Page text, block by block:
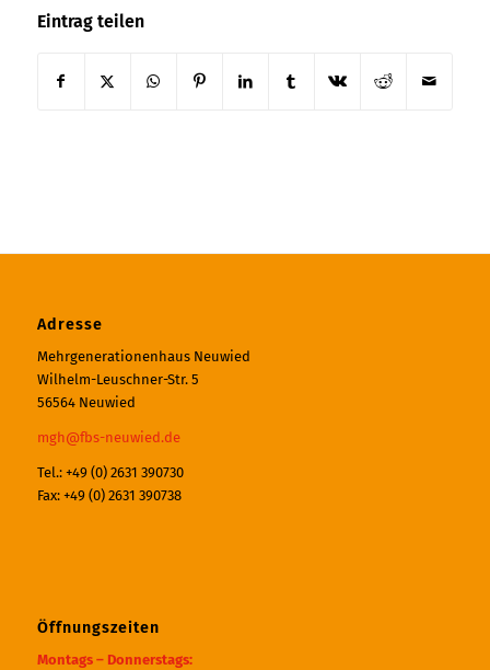
Eintrag teilen
Adresse
Mehrgenerationenhaus Neuwied
Wilhelm-Leuschner-Str. 5
56564 Neuwied
mgh@fbs-neuwied.de
Tel.: +49 (0) 2631 390730
Fax: +49 (0) 2631 390738
Öffnungszeiten
Montags – Donnerstags: